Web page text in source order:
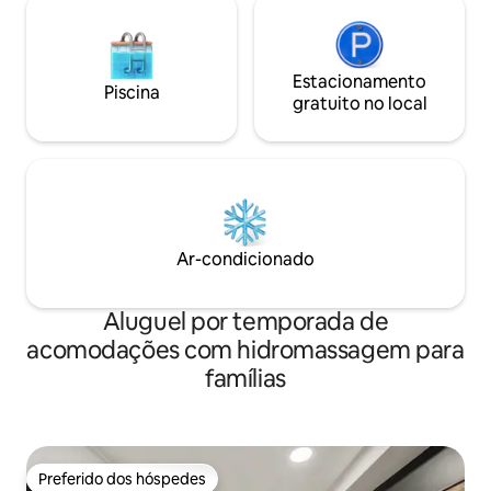
Piscina
Estacionamento
gratuito no local
Ar-condicionado
Aluguel por temporada de
acomodações com hidromassagem para
famílias
Preferido dos hóspedes